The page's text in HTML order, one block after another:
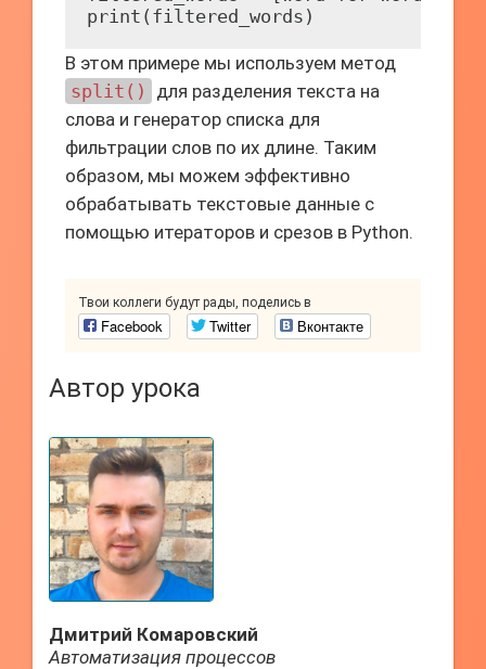
В этом примере мы используем метод
split()
для разделения текста на
слова и генератор списка для
фильтрации слов по их длине. Таким
образом, мы можем эффективно
обрабатывать текстовые данные с
помощью итераторов и срезов в Python.
Твои коллеги будут рады, поделись в
Facebook Twitter Вконтакте
Автор урока
Дмитрий Комаровский
Автоматизация процессов